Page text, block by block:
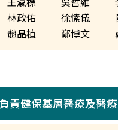
林政佑 徐愫儀
趙品植 鄭博文
責健保基層醫療及醫療